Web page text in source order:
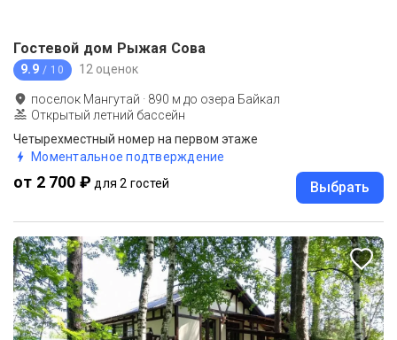
Гостевой дом Рыжая Сова
9.9 / 10 12 оценок
поселок Мангутай · 890 м до озера Байкал
Открытый летний бассейн
Четырехместный номер на первом этаже
Моментальное подтверждение
от 2 700 ₽ для 2 гостей Выбрать